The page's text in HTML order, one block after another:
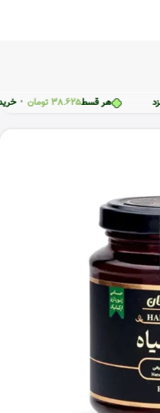
هر قسط38.625تومان • خرید